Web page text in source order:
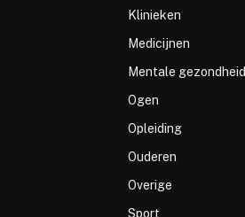
Klinieken
Medicijnen
Mentale gezondheid
Ogen
Opleiding
Ouderen
Overige
Sport